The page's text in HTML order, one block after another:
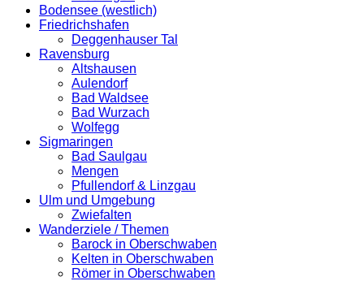
Bodensee (westlich)
Friedrichshafen
Deggenhauser Tal
Ravensburg
Altshausen
Aulendorf
Bad Waldsee
Bad Wurzach
Wolfegg
Sigmaringen
Bad Saulgau
Mengen
Pfullendorf & Linzgau
Ulm und Umgebung
Zwiefalten
Wanderziele / Themen
Barock in Oberschwaben
Kelten in Oberschwaben
Römer in Oberschwaben